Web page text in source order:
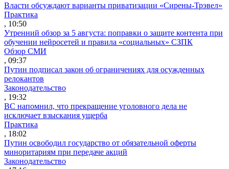
Власти обсуждают варианты приватизации «Сирены-Трэвел»
Практика
, 10:50
Утренний обзор за 5 августа: поправки о защите контента при
обучении нейросетей и правила «социальных» СЗПК
Обзор СМИ
, 09:37
Путин подписал закон об ограничениях для осужденных
релокантов
Законодательство
, 19:32
ВС напомнил, что прекращение уголовного дела не
исключает взыскания ущерба
Практика
, 18:02
Путин освободил государство от обязательной оферты
миноритариям при передаче акций
Законодательство